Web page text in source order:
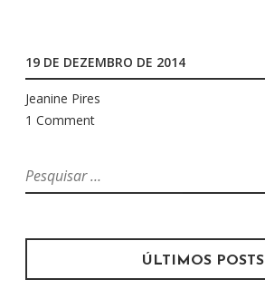
19 DE DEZEMBRO DE 2014
Jeanine Pires
1 Comment
P
e
q
i
ÚLTIMOS POSTS